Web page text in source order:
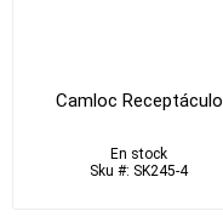
Camloc Receptáculo
En stock
Sku #: SK245-4